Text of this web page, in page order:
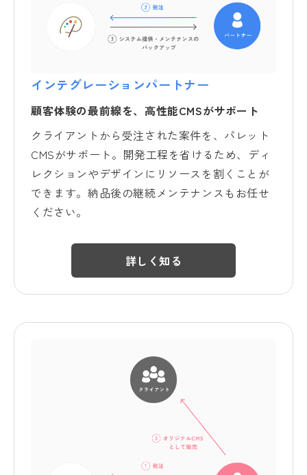
インテグレーションパートナー
顧客体験の最前線を、高性能CMSがサポート
クライアントから受注された案件を、パレット
CMSがサポート。開発工程を省けるため、ディ
レクションやデザインにリソースを割くことが
できます。納品後の継続メンテナンスもお任せ
ください。
詳しく知る